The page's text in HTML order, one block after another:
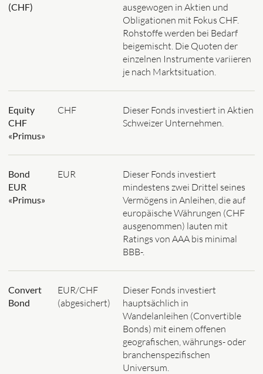
(CHF)
ausgewogen in Aktien und
Obligationen mit Fokus CHF.
Rohstoffe werden bei Bedarf
beigemischt. Die Quoten der
einzelnen Instrumente variieren
je nach Marktsituation.
Equity
CHF
«Primus»
CHF
Dieser Fonds investiert in Aktien
Schweizer Unternehmen.
Bond
EUR
«Primus»
EUR
Dieser Fonds investiert
mindestens zwei Drittel seines
Vermögens in Anleihen, die auf
europäische Währungen (CHF
ausgenommen) lauten mit
Ratings von AAA bis minimal
BBB-.
Convert
Bond
EUR/CHF
(abgesichert)
Dieser Fonds investiert
hauptsächlich in
Wandelanleihen (Convertible
Bonds) mit einem offenen
geografischen, währungs- oder
branchenspezifischen
Universum.